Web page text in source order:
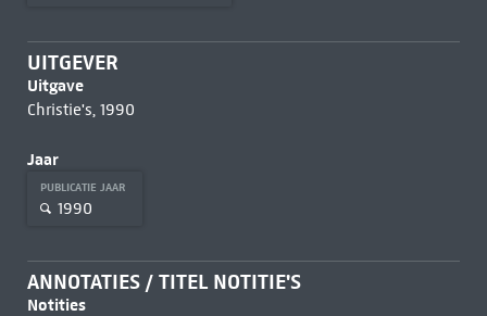
UITGEVER
Uitgave
Christie's, 1990
Jaar
PUBLICATIE JAAR
1990
ANNOTATIES / TITEL NOTITIE'S
Notities